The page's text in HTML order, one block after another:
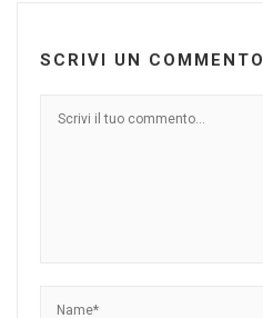
SCRIVI UN COMMENTO